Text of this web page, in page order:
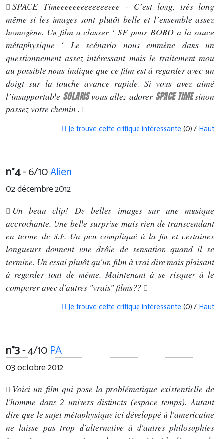
SPACE Timeeeeeeeeeeeeeeee - C’est long, très long
même si les images sont plutôt belle et l’ensemble assez
homogène. Un film a classer ‘ SF pour BOBO a la sauce
métaphysique ‘ Le scénario nous emmène dans un
questionnement assez intéressant mais le traitement mou
au possible nous indique que ce film est à regarder avec un
doigt sur la touche avance rapide. Si vous avez aimé
l’insupportable SOLARISvous allez adorer SPACE TIMEsinon
passez votre chemin .
Je trouve cette critique intéressante(0) / Haut
n°4- 6/10Alien
02 décembre 2012
Un beau clip! De belles images sur une musique
accrochante. Une belle surprise mais rien de transcendant
en terme de S.F. Un peu compliqué à la fin et certaines
longueurs donnent une drôle de sensation quand il se
termine. Un essai plutôt qu'un film à vrai dire mais plaisant
à regarder tout de même. Maintenant à se risquer à le
comparer avec d'autres "vrais" films??
Je trouve cette critique intéressante(0) / Haut
n°3- 4/10PA
03 octobre 2012
Voici un film qui pose la problématique existentielle de
l'homme dans 2 univers distincts (espace temps). Autant
dire que le sujet métaphysique ici développé à l'americaine
ne laisse pas trop d'alternative à d'autres philosophies